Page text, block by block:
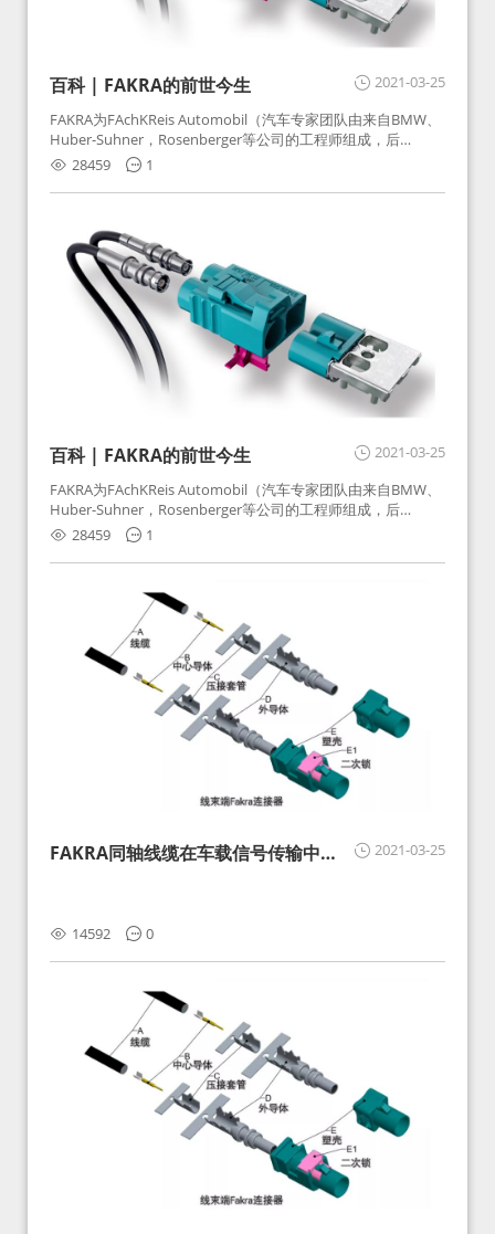
2021-03-25
百科 | FAKRA的前世今生
FAKRA为FAchKReis Automobil（汽车专家团队由来自BMW、
Huber-Suhner，Rosenberger等公司的工程师组成，后
Huber-Suhner相关连接器业务及技术在2010年并入
Rosenberger）缩写。起初为BMW需求用于车载收音机天线连
接，如今FAKRA已成为汽车行业通用标准的射频连接器，被业
28459 1
2021-03-25
百科 | FAKRA的前世今生
FAKRA为FAchKReis Automobil（汽车专家团队由来自BMW、
Huber-Suhner，Rosenberger等公司的工程师组成，后
Huber-Suhner相关连接器业务及技术在2010年并入
Rosenberger）缩写。起初为BMW需求用于车载收音机天线连
接，如今FAKRA已成为汽车行业通用标准的射频连接器，被业
28459 1
2021-03-25
FAKRA同轴线缆在车载信号传输中的
14592 0